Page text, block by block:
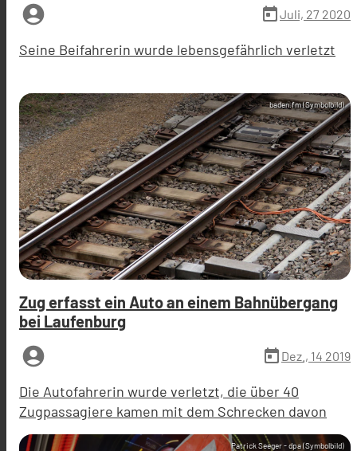
account_circle todayJuli, 27 2020
Seine Beifahrerin wurde lebensgefährlich verletzt
baden.fm (Symbolbild)
Zug erfasst ein Auto an einem Bahnübergang
bei Laufenburg
account_circle today Dez., 14 2019
Die Autofahrerin wurde verletzt, die über 40
Zugpassagiere kamen mit dem Schrecken davon
Patrick Seeger - dpa (Symbolbild)